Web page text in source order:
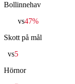
Bollinnehav
vs47%
Skott på mål
vs5
Hörnor